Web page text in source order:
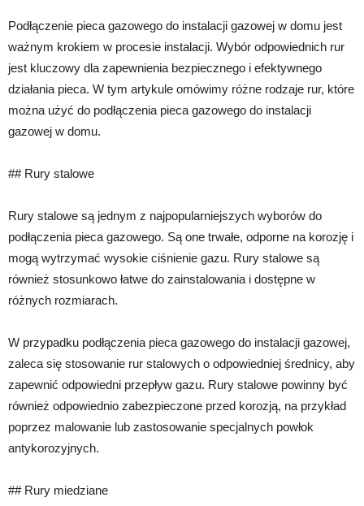
Podłączenie pieca gazowego do instalacji gazowej w domu jest
ważnym krokiem w procesie instalacji. Wybór odpowiednich rur
jest kluczowy dla zapewnienia bezpiecznego i efektywnego
działania pieca. W tym artykule omówimy różne rodzaje rur, które
można użyć do podłączenia pieca gazowego do instalacji
gazowej w domu.
## Rury stalowe
Rury stalowe są jednym z najpopularniejszych wyborów do
podłączenia pieca gazowego. Są one trwałe, odporne na korozję i
mogą wytrzymać wysokie ciśnienie gazu. Rury stalowe są
również stosunkowo łatwe do zainstalowania i dostępne w
różnych rozmiarach.
W przypadku podłączenia pieca gazowego do instalacji gazowej,
zaleca się stosowanie rur stalowych o odpowiedniej średnicy, aby
zapewnić odpowiedni przepływ gazu. Rury stalowe powinny być
również odpowiednio zabezpieczone przed korozją, na przykład
poprzez malowanie lub zastosowanie specjalnych powłok
antykorozyjnych.
## Rury miedziane